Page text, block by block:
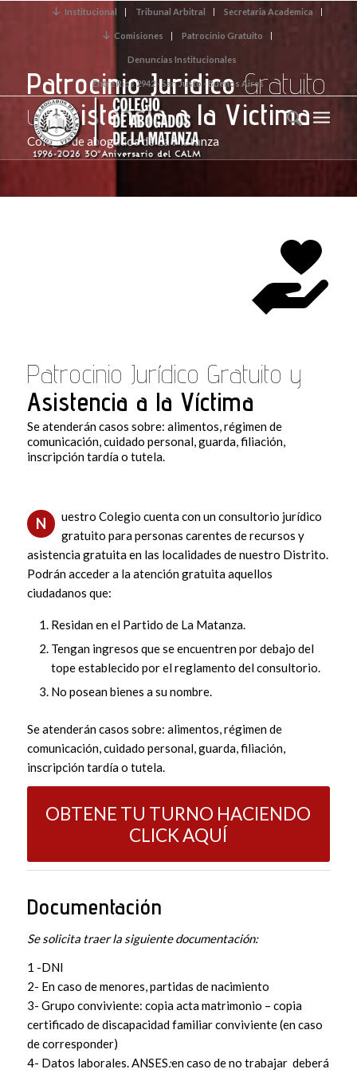
Institucional Tribunal Arbitral Secretaria Academica
Comisiones Patrocinio Gratuito
Denuncias Institucionales
Entre Rios 2942 - San Justo - Buenos Aires
Patrocinio JuridicoGratuito
yAsistencia a la Victima
Colegio de abogados de La Matanza
Patrocinio Jurídico Gratuito y
Asistencia a la Víctima
Se atenderán casos sobre: alimentos, régimen de
comunicación, cuidado personal, guarda, filiación,
inscripción tardía o tutela.
N
uestro Colegio cuenta con un consultorio jurídico
gratuito para personas carentes de recursos y
asistencia gratuita en las localidades de nuestro Distrito.
Podrán acceder a la atención gratuita aquellos
ciudadanos que:
Residan en el Partido de La Matanza.
Tengan ingresos que se encuentren por debajo del
tope establecido por el reglamento del consultorio.
No posean bienes a su nombre.
Se atenderán casos sobre: alimentos, régimen de
comunicación, cuidado personal, guarda, filiación,
inscripción tardía o tutela.
OBTENE TU TURNO HACIENDO
CLICK AQUÍ
Documentación
Se solicita traer la siguiente documentación:
1 -DNI
2- En caso de menores, partidas de nacimiento
3- Grupo conviviente: copia acta matrimonio – copia
certificado de discapacidad familiar conviviente (en caso
de corresponder)
4- Datos laborales. ANSES:en caso de no trabajar deberá